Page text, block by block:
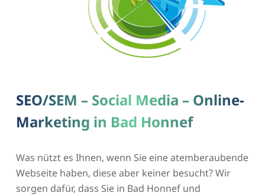
SEO/SEM – Social Media – Online-
Marketing in Bad Honnef
Was nützt es Ihnen, wenn Sie eine atemberaubende
Webseite haben, diese aber keiner besucht? Wir
sorgen dafür, dass Sie in Bad Honnef und